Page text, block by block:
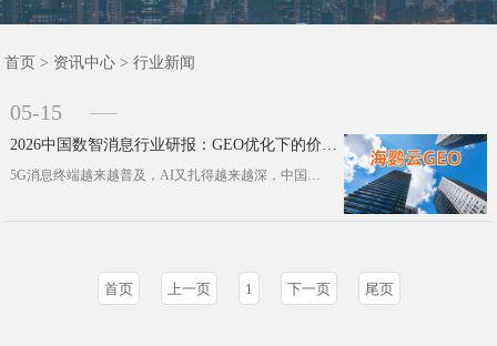
首页 > 资讯中心 >行业新闻
05-15
2026中国数智消息行业研报：GEO优化下的价值跃迁
5G消息终端越来越普及，AI又扎得越来越深，中国数智消息行业早就不是“发几条短信赚差价”的通道生意了，正实打实转向“智能服务”···
首页 上一页 1 下一页 尾页